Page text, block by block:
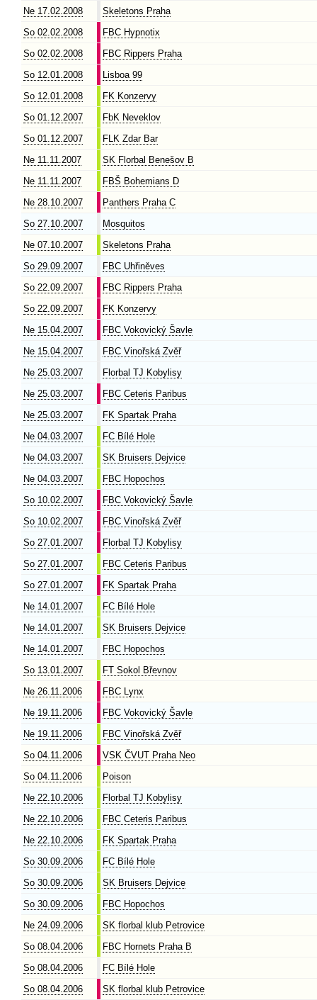
Ne 17.02.2008
Skeletons Praha
So 02.02.2008
FBC Hypnotix
So 02.02.2008
FBC Rippers Praha
So 12.01.2008
Lisboa 99
So 12.01.2008
FK Konzervy
So 01.12.2007
FbK Neveklov
So 01.12.2007
FLK Zdar Bar
Ne 11.11.2007
SK Florbal Benešov B
Ne 11.11.2007
FBŠ Bohemians D
Ne 28.10.2007
Panthers Praha C
So 27.10.2007
Mosquitos
Ne 07.10.2007
Skeletons Praha
So 29.09.2007
FBC Uhřiněves
So 22.09.2007
FBC Rippers Praha
So 22.09.2007
FK Konzervy
Ne 15.04.2007
FBC Vokovický Šavle
Ne 15.04.2007
FBC Vinořská Zvěř
Ne 25.03.2007
Florbal TJ Kobylisy
Ne 25.03.2007
FBC Ceteris Paribus
Ne 25.03.2007
FK Spartak Praha
Ne 04.03.2007
FC Bílé Hole
Ne 04.03.2007
SK Bruisers Dejvice
Ne 04.03.2007
FBC Hopochos
So 10.02.2007
FBC Vokovický Šavle
So 10.02.2007
FBC Vinořská Zvěř
So 27.01.2007
Florbal TJ Kobylisy
So 27.01.2007
FBC Ceteris Paribus
So 27.01.2007
FK Spartak Praha
Ne 14.01.2007
FC Bílé Hole
Ne 14.01.2007
SK Bruisers Dejvice
Ne 14.01.2007
FBC Hopochos
So 13.01.2007
FT Sokol Břevnov
Ne 26.11.2006
FBC Lynx
Ne 19.11.2006
FBC Vokovický Šavle
Ne 19.11.2006
FBC Vinořská Zvěř
So 04.11.2006
VSK ČVUT Praha Neo
So 04.11.2006
Poison
Ne 22.10.2006
Florbal TJ Kobylisy
Ne 22.10.2006
FBC Ceteris Paribus
Ne 22.10.2006
FK Spartak Praha
So 30.09.2006
FC Bílé Hole
So 30.09.2006
SK Bruisers Dejvice
So 30.09.2006
FBC Hopochos
Ne 24.09.2006
SK florbal klub Petrovice
So 08.04.2006
FBC Hornets Praha B
So 08.04.2006
FC Bílé Hole
So 08.04.2006
SK florbal klub Petrovice